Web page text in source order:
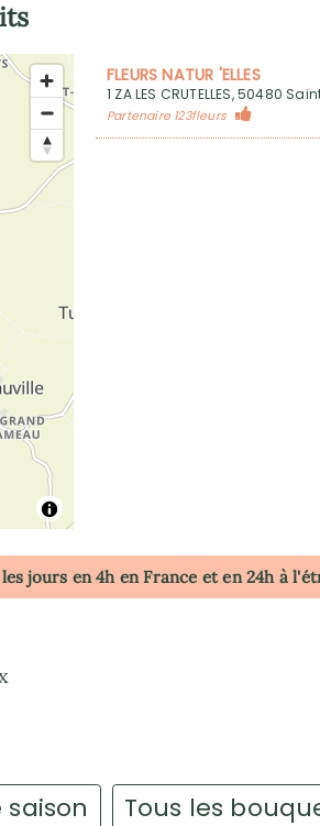
FLEURS NATUR 'ELLES
1 ZA LES CRUTELLES, 50480
Partenaire 123fleurs
jours en 4h en France et en 24h à
saison Tous les